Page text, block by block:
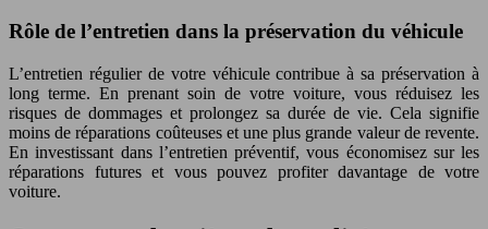
Rôle de l’entretien dans la préservation du véhicule
L’entretien régulier de votre véhicule contribue à sa préservation à
long terme. En prenant soin de votre voiture, vous réduisez les
risques de dommages et prolongez sa durée de vie. Cela signifie
moins de réparations coûteuses et une plus grande valeur de revente.
En investissant dans l’entretien préventif, vous économisez sur les
réparations futures et vous pouvez profiter davantage de votre
voiture.